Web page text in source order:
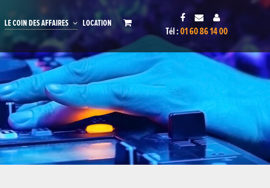
LE COIN DES AFFAIRES LOCATION
Tél : 01 60 86 14 00